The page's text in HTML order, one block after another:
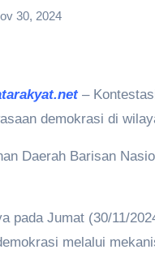
30, 2024
–
demokrasi di
Daerah Barisan
pada Jumat (30/11/
melalui